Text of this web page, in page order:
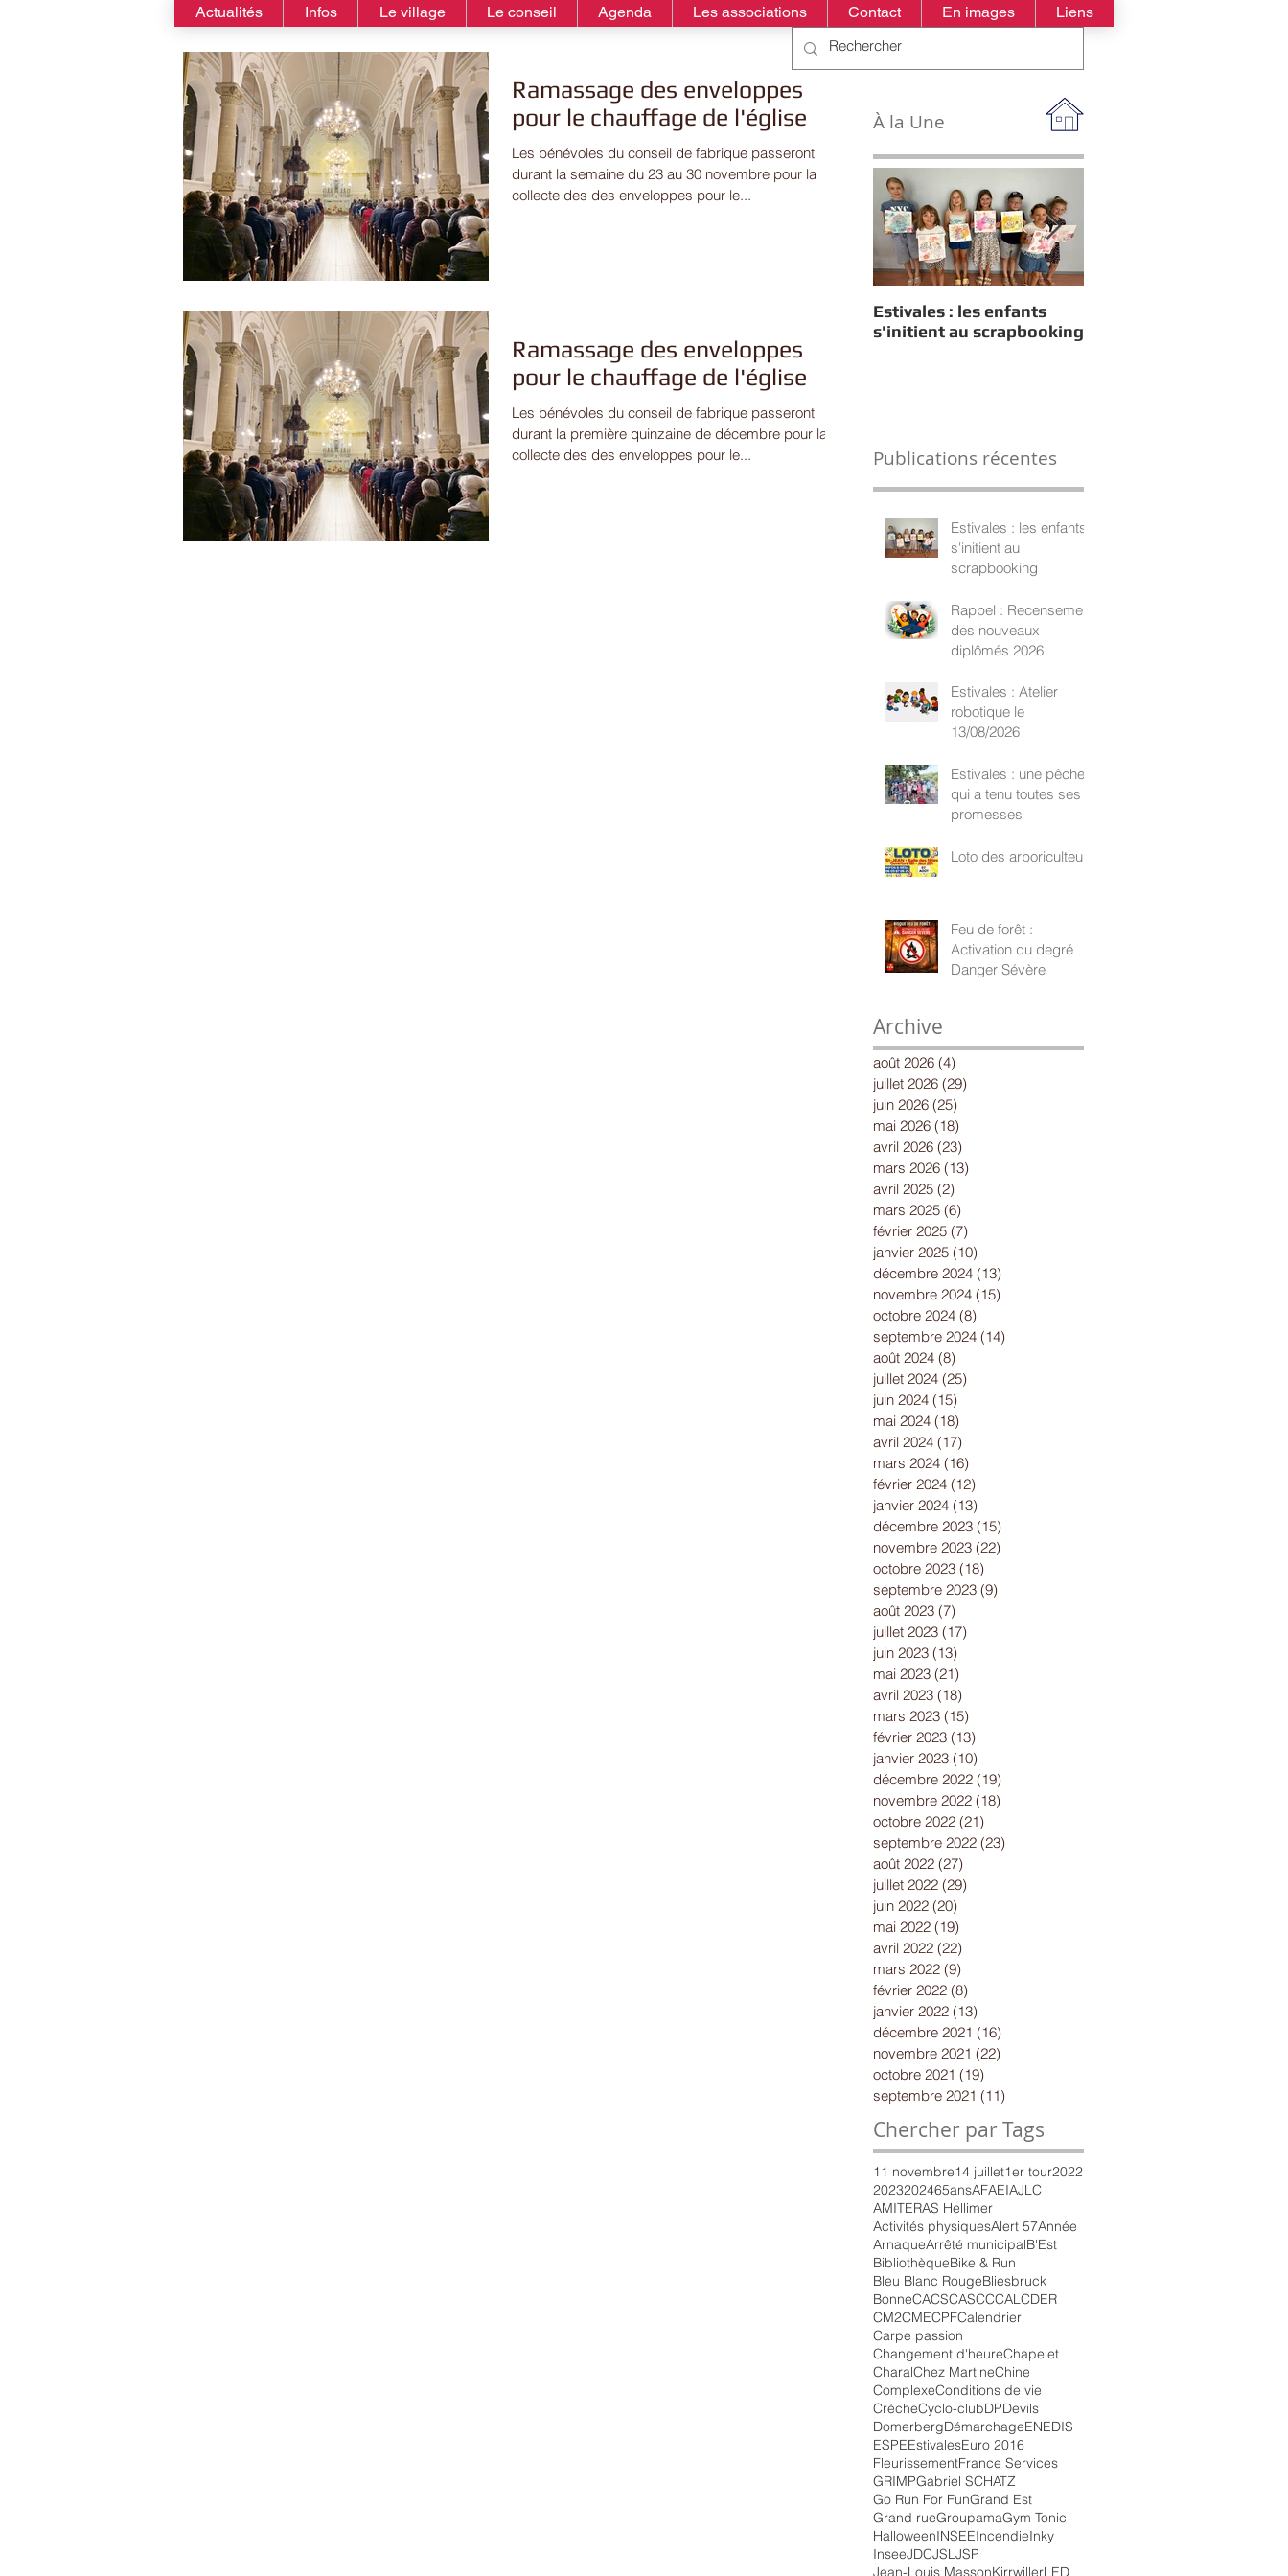
Actualités Infos Le village Le conseil Agenda Les associations Contact En images Liens
Ramassage des enveloppes
pour le chauffage de l'église
Les bénévoles du conseil de fabrique passeront
durant la semaine du 23 au 30 novembre pour la
collecte des des enveloppes pour le...
Ramassage des enveloppes
pour le chauffage de l'église
Les bénévoles du conseil de fabrique passeront
durant la première quinzaine de décembre pour la
collecte des des enveloppes pour le...
À la Une
Estivales : les enfants
s'initient au scrapbooking
Publications récentes
Estivales : les enfants
s'initient au
scrapbooking
Rappel : Recensement
des nouveaux
diplômés 2026
Estivales : Atelier
robotique le
13/08/2026
Estivales : une pêche
qui a tenu toutes ses
promesses
Loto des arboriculteurs
Feu de forêt :
Activation du degré
Danger Sévère
Archive
août 2026 (4)
juillet 2026 (29)
juin 2026 (25)
mai 2026 (18)
avril 2026 (23)
mars 2026 (13)
avril 2025 (2)
mars 2025 (6)
février 2025 (7)
janvier 2025 (10)
décembre 2024 (13)
novembre 2024 (15)
octobre 2024 (8)
septembre 2024 (14)
août 2024 (8)
juillet 2024 (25)
juin 2024 (15)
mai 2024 (18)
avril 2024 (17)
mars 2024 (16)
février 2024 (12)
janvier 2024 (13)
décembre 2023 (15)
novembre 2023 (22)
octobre 2023 (18)
septembre 2023 (9)
août 2023 (7)
juillet 2023 (17)
juin 2023 (13)
mai 2023 (21)
avril 2023 (18)
mars 2023 (15)
février 2023 (13)
janvier 2023 (10)
décembre 2022 (19)
novembre 2022 (18)
octobre 2022 (21)
septembre 2022 (23)
août 2022 (27)
juillet 2022 (29)
juin 2022 (20)
mai 2022 (19)
avril 2022 (22)
mars 2022 (9)
février 2022 (8)
janvier 2022 (13)
décembre 2021 (16)
novembre 2021 (22)
octobre 2021 (19)
septembre 2021 (11)
Chercher par Tags
11 novembre14 juillet1er tour2022
2023202465ansAFAEIAJLC
AMITERAS Hellimer
Activités physiquesAlert 57Année
ArnaqueArrêté municipalB'Est
BibliothèqueBike & Run
Bleu Blanc RougeBliesbruck
BonneCACSCASCCCALCDER
CM2CMECPFCalendrier
Carpe passion
Changement d'heureChapelet
CharalChez MartineChine
ComplexeConditions de vie
CrècheCyclo-clubDPDevils
DomerbergDémarchageENEDIS
ESPEEstivalesEuro 2016
FleurissementFrance Services
GRIMPGabriel SCHATZ
Go Run For FunGrand Est
Grand rueGroupamaGym Tonic
HalloweenINSEEIncendieInky
InseeJDCJSLJSP
Jean-Louis MassonKirrwillerLED